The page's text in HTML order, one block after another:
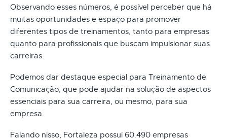
Observando esses números, é possível perceber que há
muitas oportunidades e espaço para promover
diferentes tipos de treinamentos, tanto para empresas
quanto para profissionais que buscam impulsionar suas
carreiras.
Podemos dar destaque especial para Treinamento de
Comunicação, que pode ajudar na solução de aspectos
essenciais para sua carreira, ou mesmo, para sua
empresa.
Falando nisso, Fortaleza possui 60.490 empresas